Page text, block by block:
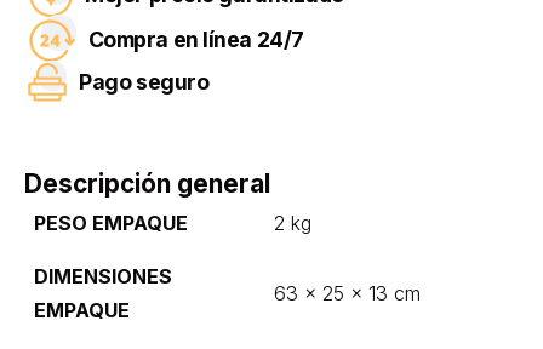
Compra en línea 24/7
Pago seguro
Descripción general
PESO EMPAQUE 2 kg
DIMENSIONES
EMPAQUE
63 × 25 × 13 cm